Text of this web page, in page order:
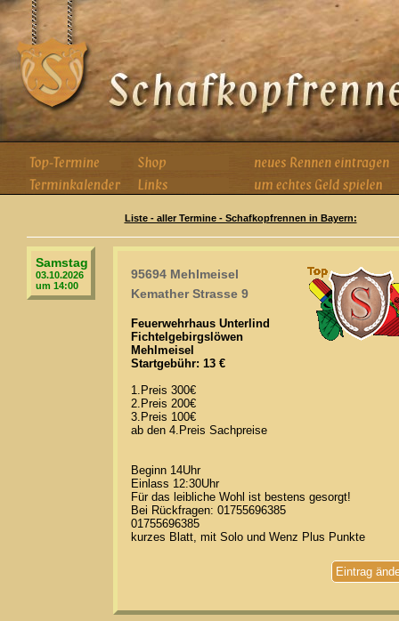
Liste - aller Termine - Schafkopfrennen in Bayern:
Samstag
03.10.2026
um 14:00
95694 Mehlmeisel
Kemather Strasse 9
Feuerwehrhaus Unterlind
Fichtelgebirgslöwen
Mehlmeisel
Startgebühr: 13 €
1.Preis 300€
2.Preis 200€
3.Preis 100€
ab den 4.Preis Sachpreise
Beginn 14Uhr
Einlass 12:30Uhr
Für das leibliche Wohl ist bestens gesorgt!
Bei Rückfragen: 01755696385
01755696385
kurzes Blatt, mit Solo und Wenz Plus Punkte
Eintrag